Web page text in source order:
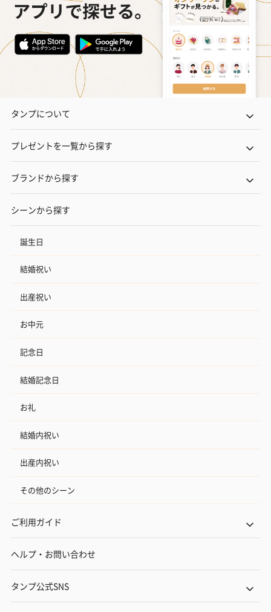
タンプについて
プレゼントを一覧から探す
ブランドから探す
シーンから探す
誕生日
結婚祝い
出産祝い
お中元
記念日
結婚記念日
お礼
結婚内祝い
出産内祝い
その他のシーン
ご利用ガイド
ヘルプ・お問い合わせ
タンプ公式SNS